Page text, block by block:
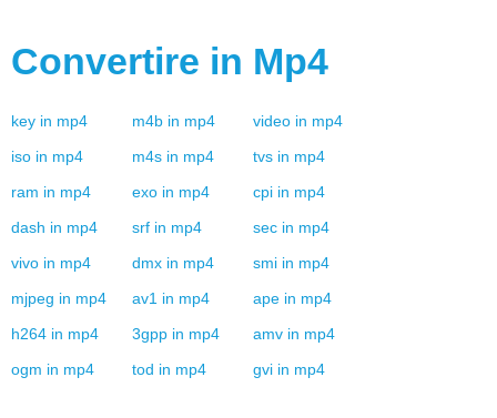
Convertire in Mp4
key in mp4 m4b in mp4 video in mp4
iso in mp4 m4s in mp4 tvs in mp4
ram in mp4 exo in mp4 cpi in mp4
dash in mp4 srf in mp4 sec in mp4
vivo in mp4 dmx in mp4 smi in mp4
mjpeg in mp4 av1 in mp4 ape in mp4
h264 in mp4 3gpp in mp4 amv in mp4
ogm in mp4 tod in mp4 gvi in mp4